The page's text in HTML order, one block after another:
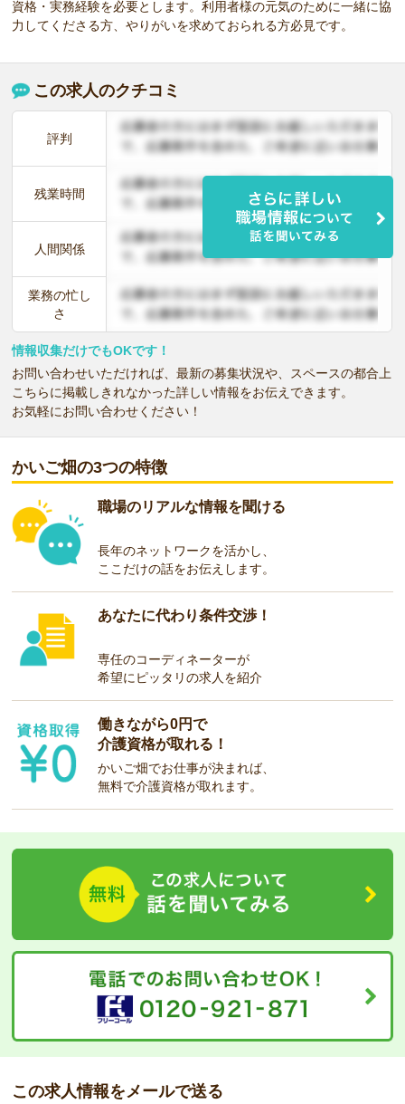
資格・実務経験を必要とします。利用者様の元気のために一緒に協
力してくださる方、やりがいを求めておられる方必見です。
この求人のクチコミ
評判
残業時間
人間関係
業務の忙し
さ
情報収集だけでもOKです！
お問い合わせいただければ、最新の募集状況や、スペースの都合上
こちらに掲載しきれなかった詳しい情報をお伝えできます。
お気軽にお問い合わせください！
かいご畑の3つの特徴
職場のリアルな情報を聞ける
長年のネットワークを活かし、
ここだけの話をお伝えします。
あなたに代わり条件交渉！
専任のコーディネーターが
希望にピッタリの求人を紹介
働きながら0円で
介護資格が取れる！
かいご畑でお仕事が決まれば、
無料で介護資格が取れます。
この求人情報をメールで送る